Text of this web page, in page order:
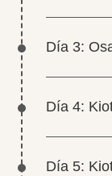
Día 3:
Día 4:
Día 5: